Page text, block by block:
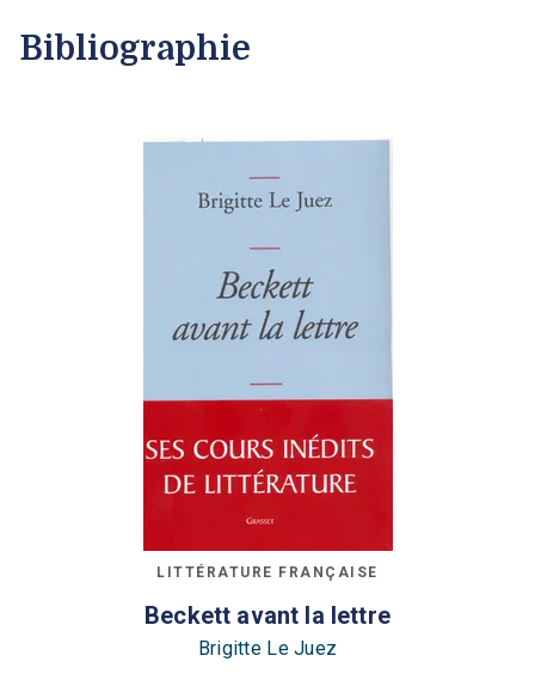
Bibliographie
LITTÉRATURE FRANÇAISE
Beckett avant la lettre
Brigitte Le Juez